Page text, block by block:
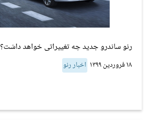
رنو ساندرو جدید چه تغییراتی خواهد داشت؟
۱۸ فروردین ۱۳۹۹ اخبار رنو